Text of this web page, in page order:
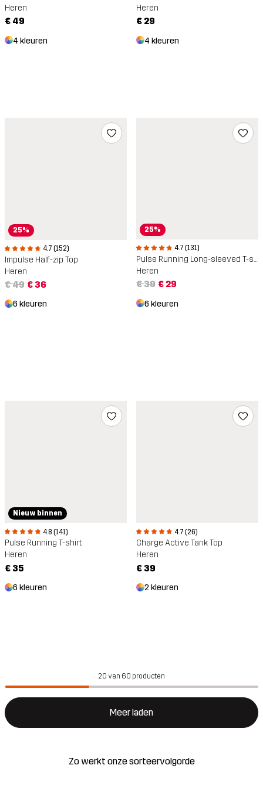
Heren
€ 49
4 kleuren
Heren
€ 29
4 kleuren
25%
4.7 (152)
Impulse Half-zip Top
Heren
€ 49 € 36
6 kleuren
25%
4.7 (131)
Pulse Running Long-sleeved T-shirt
Heren
€ 39 € 29
6 kleuren
Nieuw binnen
4.8 (141)
Pulse Running T-shirt
Heren
€ 35
6 kleuren
4.7 (26)
Charge Active Tank Top
Heren
€ 39
2 kleuren
20 van 60 producten
Meer laden
Zo werkt onze sorteervolgorde